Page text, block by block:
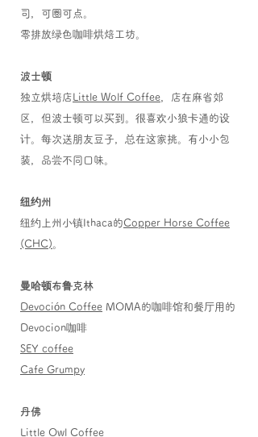
司，可圈可点。
零排放绿色咖啡烘焙工坊。
波士顿
独立烘培店Little Wolf Coffee ，店在麻省郊
区，但波士顿可以买到。很喜欢小狼卡通的设
计。 每次送朋友豆子，总在这家挑。有小小包
装，品尝不同口味。
纽约州
纽约上州小镇Ithaca的Copper Horse Coffee
(CHC)。
曼哈顿布鲁克林
Devoción Coffee MOMA的咖啡馆和餐厅用的
Devocion咖啡
SEY coffee
Cafe Grumpy
丹佛
Little Owl Coffee